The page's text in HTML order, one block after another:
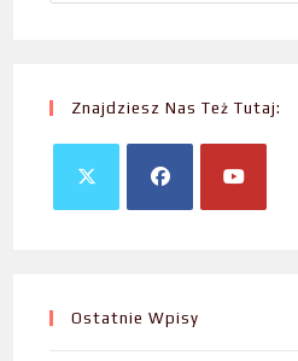
Znajdziesz Nas Też Tutaj:
Ostatnie Wpisy